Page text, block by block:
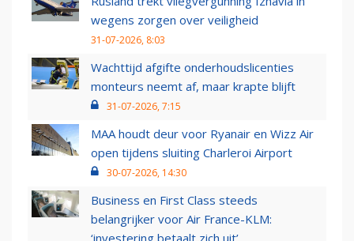
wegens zorgen over veiligheid
31-07-2026, 8:03
Wachttijd afgifte onderhoudslicenties
monteurs neemt af, maar krapte blijft
31-07-2026, 7:15
MAA houdt deur voor Ryanair en Wizz Air
open tijdens sluiting Charleroi Airport
30-07-2026, 14:30
Business en First Class steeds
belangrijker voor Air France-KLM: